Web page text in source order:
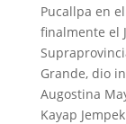
Pucallpa en
finalmente el
Grande, dio
Augostina
Kayap